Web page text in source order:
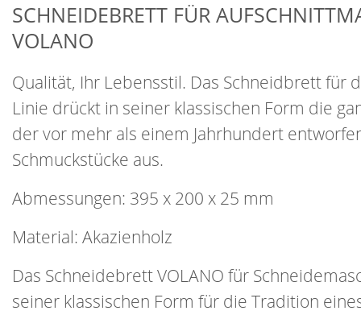
SCHNEIDEBRETT FÜR
VOLANO
Qualität, Ihr Lebensstil. Das Schneidbrett für
Linie drückt in seiner klassischen Form die
der vor mehr als einem Jahrhundert
Schmuckstücke aus.
Abmessungen: 395 x 200 x 25 mm
Material: Akazienholz
Das Schneidebrett VOLANO für
seiner klassischen Form für die Tradition